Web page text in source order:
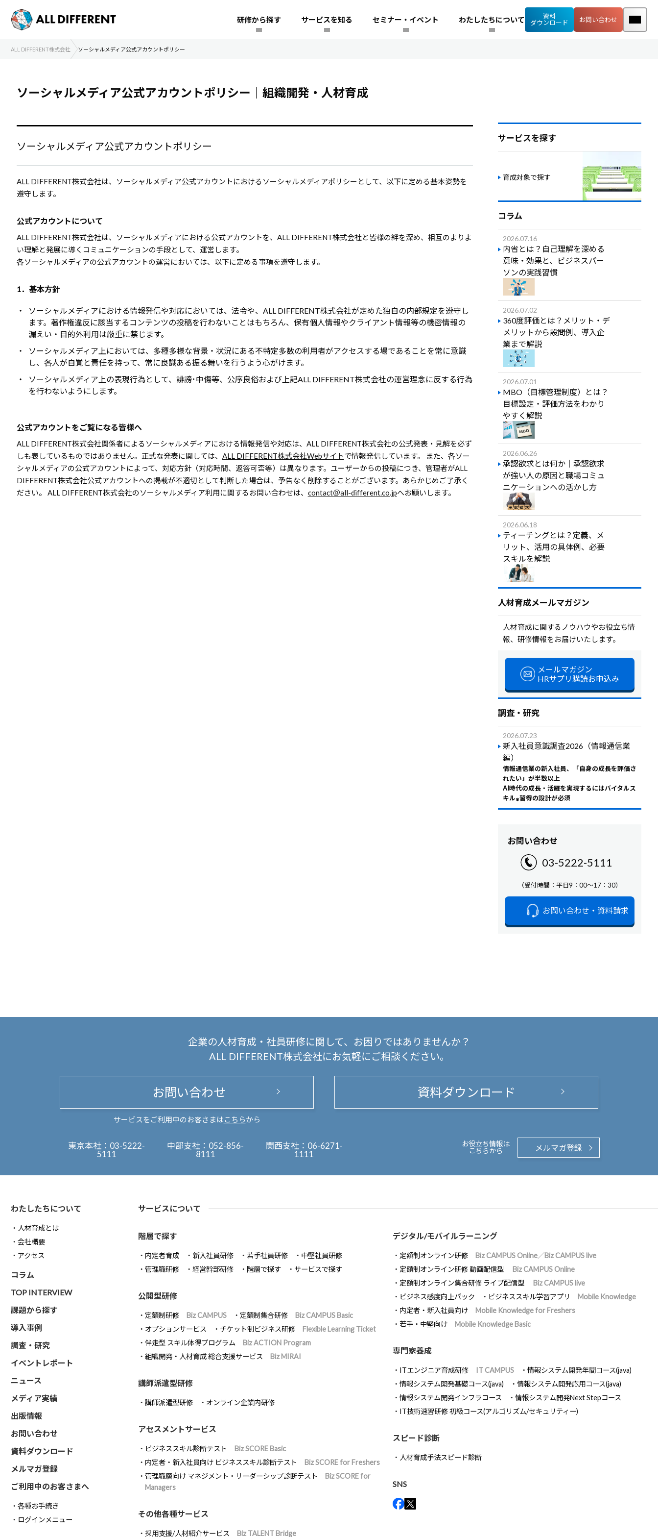
研修から探す サービスを知る セミナー・イベント わたしたちについて
資料
ダウンロード
お問い合わせ
ALL DIFFERENT株式会社 ソーシャルメディア公式アカウントポリシー
ソーシャルメディア公式アカウントポリシー｜組織開発・人材育成
ソーシャルメディア公式アカウントポリシー
ALL DIFFERENT株式会社は、ソーシャルメディア公式アカウントにおけるソーシャルメディアポリシーとして、以下に定める基本姿勢を
遵守します。
公式アカウントについて
ALL DIFFERENT株式会社は、ソーシャルメディアにおける公式アカウントを、ALL DIFFERENT株式会社と皆様の絆を深め、相互のよりよ
い理解と発展に導くコミュニケーションの手段として、運営します。
各ソーシャルメディアの公式アカウントの運営においては、以下に定める事項を遵守します。
1．基本方針
・
ソーシャルメディアにおける情報発信や対応においては、法令や、ALL DIFFERENT株式会社が定めた独自の内部規定を遵守し
ます。著作権違反に該当するコンテンツの投稿を行わないことはもちろん、保有個人情報やクライアント情報等の機密情報の
漏えい・目的外利用は厳重に禁じます。
・
ソーシャルメディア上においては、多種多様な背景・状況にある不特定多数の利用者がアクセスする場であることを常に意識
し、各人が自覚と責任を持って、常に良識ある振る舞いを行うよう心がけます。
・
ソーシャルメディア上の表現行為として、誹謗･中傷等、公序良俗および上記ALL DIFFERENT株式会社の運営理念に反する行為
を行わないようにします。
公式アカウントをご覧になる皆様へ
ALL DIFFERENT株式会社関係者によるソーシャルメディアにおける情報発信や対応は、ALL DIFFERENT株式会社の公式発表・見解を必ず
しも表しているものではありません。正式な発表に関しては、 ALL DIFFERENT株式会社Webサイトで情報発信しています。 また、各ソー
シャルメディアの公式アカウントによって、対応方針（対応時間、返答可否等）は異なります。ユーザーからの投稿につき、管理者がALL
DIFFERENT株式会社公式アカウントへの掲載が不適切として判断した場合は、予告なく削除することがございます。あらかじめご了承く
ださい。 ALL DIFFERENT株式会社のソーシャルメディア利用に関するお問い合わせは、 contact＠all-different.co.jpへお願いします。
サービスを探す
育成対象で探す
コラム
2026.07.16
内省とは？自己理解を深める
意味・効果と、ビジネスパー
ソンの実践習慣
2026.07.02
360度評価とは？メリット・デ
メリットから設問例、導入企
業まで解説
2026.07.01
MBO（目標管理制度）とは？
目標設定・評価方法をわかり
やすく解説
2026.06.26
承認欲求とは何か｜承認欲求
が強い人の原因と職場コミュ
ニケーションへの活かし方
2026.06.18
ティーチングとは？定義、メ
リット、活用の具体例、必要
スキルを解説
人材育成メールマガジン
人材育成に関するノウハウやお役立ち情
報、研修情報をお届けいたします。
メールマガジン
HRサプリ購読お申込み
調査・研究
2026.07.23
新入社員意識調査2026（情報通信業
編）
情報通信業の新入社員、「自身の成長を評価さ
れたい」が半数以上
AI時代の成長・活躍を実現するにはバイタルス
キル®習得の設計が必須
お問い合わせ
03-5222-5111
（受付時間：平日9：00～17：30）
お問い合わせ・資料請求
企業の人材育成・社員研修に関して、
お困りではありませんか？
ALL DIFFERENT株式会社にお気軽にご相談ください。
お問い合わせ
サービスをご利用中のお客さまは こちらから
資料ダウンロード
東京本社： 03-5222-
5111
中部支社： 052-856-
8111
関西支社： 06-6271-
1111
お役立ち情報は
こちらから
メルマガ登録
わたしたちについて
人材育成とは
会社概要
アクセス
コラム
TOP INTERVIEW
課題から探す
導入事例
調査・研究
イベントレポート
ニュース
メディア実績
出版情報
お問い合わせ
資料ダウンロード
メルマガ登録
ご利用中のお客さまへ
各種お手続き
ログインメニュー
サービスについて
階層で探す
内定者育成 新入社員研修 若手社員研修
中堅社員研修
管理職研修
経営幹部研修 階層で探す サービスで探す
公開型研修
定額制研修 Biz CAMPUS 定額制集合研修
Biz CAMPUS Basic
オプションサービス
チケット制ビジネス研修
Flexible Learning Ticket
伴走型 スキル体得プログラム
Biz ACTION Program
組織開発・人材育成 総合支援サービス
Biz MIRAI
講師派遣型研修
講師派遣型研修 オンライン企業内研修
アセスメントサービス
ビジネススキル診断テスト
Biz SCORE Basic
内定者・新入社員向け ビジネススキル診断テスト
Biz SCORE for Freshers
管理職層向け マネジメント・リーダーシップ診断テスト
Biz SCORE for
Managers
その他各種サービス
採用支援/人材紹介サービス Biz TALENT Bridge
デジタル/モバイルラーニング
定額制オンライン研修
Biz CAMPUS Online／Biz CAMPUS live
定額制オンライン研修 動画配信型
Biz CAMPUS Online
定額制オンライン集合研修 ライブ配信型
Biz CAMPUS live
ビジネス感度向上パック
ビジネススキル学習アプリ
Mobile Knowledge
内定者・新入社員向け
Mobile Knowledge for Freshers
若手・中堅向け
Mobile Knowledge Basic
専門家養成
ITエンジニア育成研修 IT CAMPUS
情報システム開発年間コース(java)
情報システム開発基礎コース(java)
情報システム開発応用コース(java)
情報システム開発インフラコース
情報システム開発Next Stepコース
IT技術速習研修 初級コース(アルゴリズム/セキュリティー)
スピード診断
人材育成手法スピード診断
SNS